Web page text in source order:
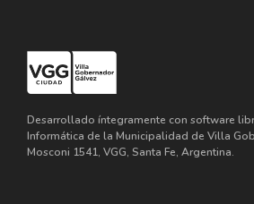
Desarrollado íntegramente con software
Informática de la Municipalidad de Villa
Mosconi 1541, VGG, Santa Fe, Argentina.